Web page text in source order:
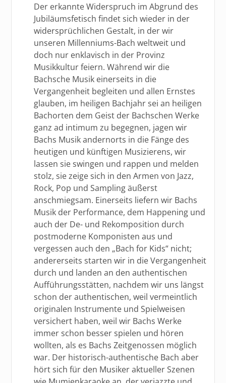
Der erkannte Widerspruch im Abgrund des
Jubiläumsfetisch findet sich wieder in der
widersprüchlichen Gestalt, in der wir
unseren Millenniums-Bach weltweit und
doch nur enklavisch in der Provinz
Musikkultur feiern. Während wir die
Bachsche Musik einerseits in die
Vergangenheit begleiten und allen Ernstes
glauben, im heiligen Bachjahr sei an heiligen
Bachorten dem Geist der Bachschen Werke
ganz ad intimum zu begegnen, jagen wir
Bachs Musik andernorts in die Fänge des
heutigen und künftigen Musizierens, wir
lassen sie swingen und rappen und melden
stolz, sie zeige sich in den Armen von Jazz,
Rock, Pop und Sampling äußerst
anschmiegsam. Einerseits liefern wir Bachs
Musik der Performance, dem Happening und
auch der De- und Rekomposition durch
postmoderne Komponisten aus und
vergessen auch den „Bach for Kids“ nicht;
andererseits starten wir in die Vergangenheit
durch und landen an den authentischen
Aufführungsstätten, nachdem wir uns längst
schon der authentischen, weil vermeintlich
originalen Instrumente und Spielweisen
versichert haben, weil wir Bachs Werke
immer schon besser spielen und hören
wollten, als es Bachs Zeitgenossen möglich
war. Der historisch-authentische Bach aber
hört sich für den Musiker aktueller Szenen